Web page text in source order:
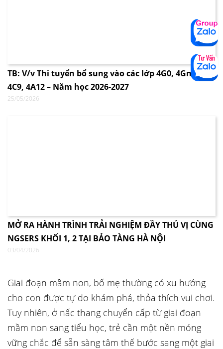
TB: V/v Thi tuyển bổ sung vào các lớp 4G0, 4Gnew,
4C9, 4A12 – Năm học 2026-2027
25/05/2026
MỞ RA HÀNH TRÌNH TRẢI NGHIỆM ĐẦY THÚ VỊ CÙNG
NGSERS KHỐI 1, 2 TẠI BẢO TÀNG HÀ NỘI
03/04/2026
Giai đoạn mầm non, bố mẹ thường có xu hướng
cho con được tự do khám phá, thỏa thích vui chơi.
Tuy nhiên, ở nấc thang chuyển cấp từ giai đoạn
mầm non sang tiểu học, trẻ cần một nền móng
vững chắc để sẵn sàng tâm thế bước sang một giai